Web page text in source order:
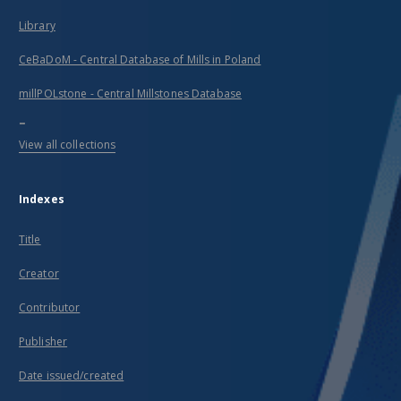
Library
CeBaDoM - Central Database of Mills in Poland
millPOLstone - Central Millstones Database
...
View all collections
Indexes
Title
Creator
Contributor
Publisher
Date issued/created